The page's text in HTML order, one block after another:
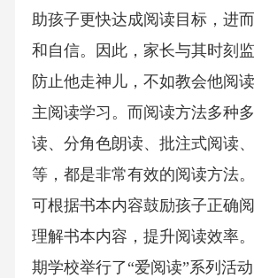
助孩子更快达成阅读目标，进
和自信。因此，家长与其时刻
防止他走神儿，不如教会他阅
主阅读学习。而阅读方法多种
读、分角色朗读、批注式阅读
等，都是非常有效的阅读方法
可根据书本内容鼓励孩子正确
理解书本内容，提升阅读效率
期学校举行了“爱阅读”系列活